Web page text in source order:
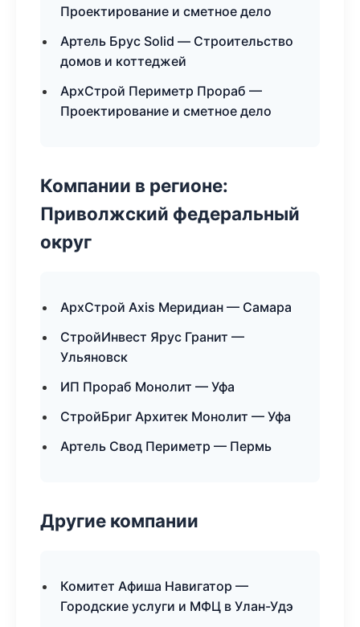
Проектирование и сметное дело
Артель Брус Solid — Строительство
домов и коттеджей
АрхСтрой Периметр Прораб —
Проектирование и сметное дело
Компании в регионе:
Приволжский федеральный
округ
АрхСтрой Axis Меридиан — Самара
СтройИнвест Ярус Гранит —
Ульяновск
ИП Прораб Монолит — Уфа
СтройБриг Архитек Монолит — Уфа
Артель Свод Периметр — Пермь
Другие компании
Комитет Афиша Навигатор —
Городские услуги и МФЦ в Улан-Удэ